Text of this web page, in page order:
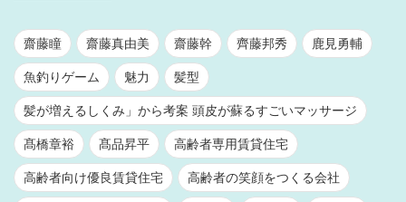
齋藤瞳 齋藤真由美 齋藤幹 齊藤邦秀 鹿見勇輔
魚釣りゲーム 魅力 髪型
髪が増えるしくみ」から考案 頭皮が蘇るすごいマッサージ
髙橋章裕 髙品昇平 高齢者専用賃貸住宅
高齢者向け優良賃貸住宅 高齢者の笑顔をつくる会社